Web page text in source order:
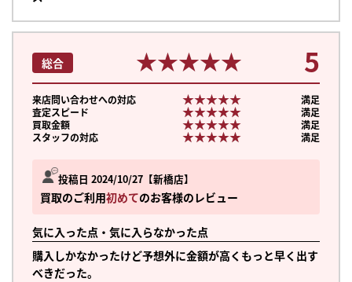
投稿日 2024/10/27 新橋店
買取のご利用初めてのお客様のレビュー
気に入った点・気に入らなかった点
購入しかなかったけど予想外に金額が高くもっと早く出す
べきだった。
総合 ★★★★★
★★★★★ 5
来店問い合わせへの対応 ★★★★★
★★★★★
満足
査定スピード
★★★★★
★★★★★
満足
買取金額
★★★★★
★★★★★
満足
スタッフの対応
★★★★★
★★★★★ 満足